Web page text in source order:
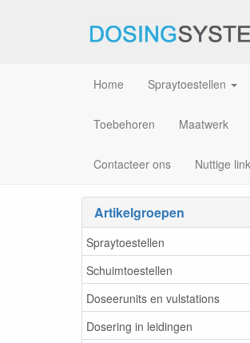
Home Spraytoestellen
Toebehoren Maatwerk
Contacteer ons Nuttige
Artikelgroepen
Spraytoestellen
Schuimtoestellen
Doseerunits en vulstations
Dosering in leidingen